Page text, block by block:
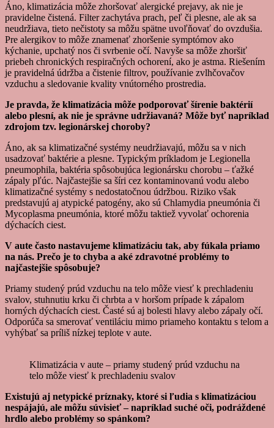
Áno, klimatizácia môže zhoršovať alergické prejavy, ak nie je
pravidelne čistená. Filter zachytáva prach, peľ či plesne, ale ak sa
neudržiava, tieto nečistoty sa môžu spätne uvoľňovať do ovzdušia.
Pre alergikov to môže znamenať zhoršenie symptómov ako
kýchanie, upchatý nos či svrbenie očí. Navyše sa môže zhoršiť
priebeh chronických respiračných ochorení, ako je astma. Riešením
je pravidelná údržba a čistenie filtrov, používanie zvlhčovačov
vzduchu a sledovanie kvality vnútorného prostredia.
Je pravda, že klimatizácia môže podporovať šírenie baktérií
alebo plesní, ak nie je správne udržiavaná? Môže byť napríklad
zdrojom tzv. legionárskej choroby?
Áno, ak sa klimatizačné systémy neudržiavajú, môžu sa v nich
usadzovať baktérie a plesne. Typickým príkladom je Legionella
pneumophila, baktéria spôsobujúca legionársku chorobu – ťažké
zápaly pľúc. Najčastejšie sa šíri cez kontaminovanú vodu alebo
klimatizačné systémy s nedostatočnou údržbou. Riziko však
predstavujú aj atypické patogény, ako sú Chlamydia pneumónia či
Mycoplasma pneumónia, ktoré môžu taktiež vyvolať ochorenia
dýchacích ciest.
V aute často nastavujeme klimatizáciu tak, aby fúkala priamo
na nás. Prečo je to chyba a aké zdravotné problémy to
najčastejšie spôsobuje?
Priamy studený prúd vzduchu na telo môže viesť k prechladeniu
svalov, stuhnutiu krku či chrbta a v horšom prípade k zápalom
horných dýchacích ciest. Časté sú aj bolesti hlavy alebo zápaly očí.
Odporúča sa smerovať ventiláciu mimo priameho kontaktu s telom a
vyhýbať sa príliš nízkej teplote v aute.
Klimatizácia v aute – priamy studený prúd vzduchu na
telo môže viesť k prechladeniu svalov
Existujú aj netypické príznaky, ktoré si ľudia s klimatizáciou
nespájajú, ale môžu súvisieť – napríklad suché oči, podráždené
hrdlo alebo problémy so spánkom?